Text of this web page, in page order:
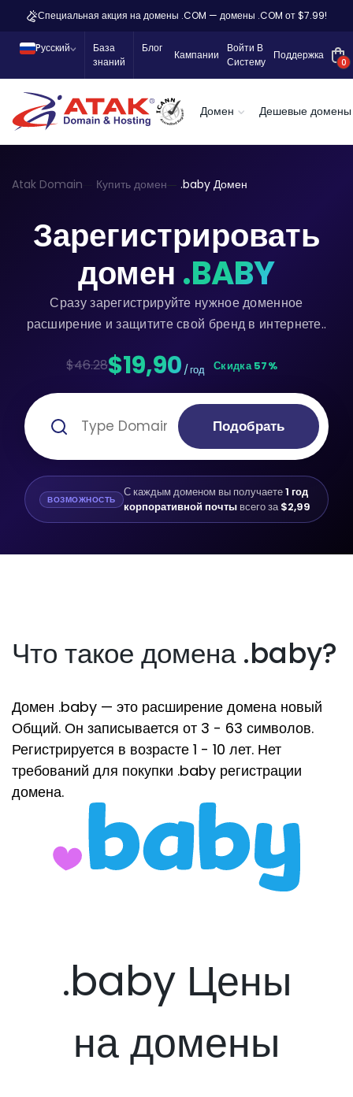
Специальная акция на домены .COM — домены .COM от $7.99!
Pусский
База
знаний
Блог
Кампании
Войти В
Систему
Поддержка
0
Домен Дешевые домены
Atak Domain Купить домен .baby Домен
Зарегистрировать
домен .BABY
Сразу зарегистрируйте нужное доменное
расширение и защитите свой бренд в интернете..
$46.28$19,90 / год Скидка 57%
Подобрать
ВОЗМОЖНОСТЬ С каждым доменом вы получаете1 год
корпоративной почтывсего за$2,99
Что такое домена .baby?
Домен .baby — это расширение домена новый
Общий. Он записывается от 3 - 63 символов.
Регистрируется в возрасте 1 - 10 лет. Нет
требований для покупки .baby регистрации
домена.
.baby Цены
на домены